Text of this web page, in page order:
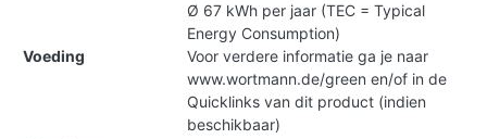
Voeding
Ø 67 kWh per jaar (TEC = Typical
Energy Consumption)
Voor verdere informatie ga je naar
www.wortmann.de/green en/of in de
Quicklinks van dit product (indien
beschikbaar)